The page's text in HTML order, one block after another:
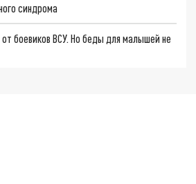
синдрома
боевиков ВСУ. Но беды для малышей не